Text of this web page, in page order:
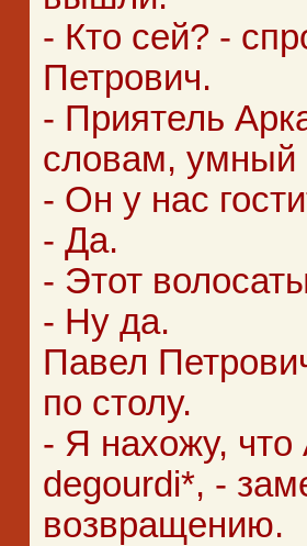
- Кто сей? -
Петрович.
- Приятель
словам, умный
- Он у нас
- Да.
- Этот
- Ну да.
Павел
по столу.
- Я нахожу,
degourdi*, -
возвращению.